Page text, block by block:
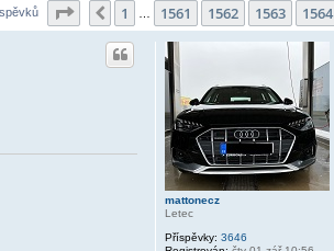
Stránka 1565z1565
Předchozí
1 1561 1562 1563 1564
mattonecz
Letec
Příspěvky: 3646